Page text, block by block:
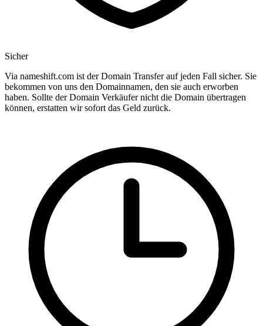
Sicher
Via nameshift.com ist der Domain Transfer auf jeden Fall sicher. Sie
bekommen von uns den Domainnamen, den sie auch erworben
haben. Sollte der Domain Verkäufer nicht die Domain übertragen
können, erstatten wir sofort das Geld zurück.